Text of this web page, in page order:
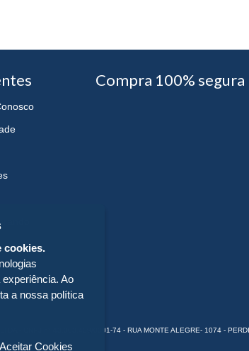
Compra 100% segura
LTDA - CNPJ n° 43.003.409/0001-74 - RUA MONTE ALEGRE- 1074 -
cookies.
Ao
a nossa política
Aceitar Cookies